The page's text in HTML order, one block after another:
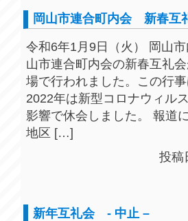
岡山市連合町内会 新春互
令和6年1月9日（火） 岡山
山市連合町内会の新春互礼
場で行われました。この行
2022年は新型コロナウィル
影響で休会しました。 報道
地区 […]
投稿
新年互礼会 - 中止 –